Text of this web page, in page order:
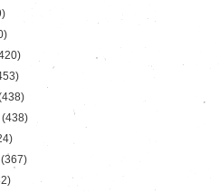
(438)
(367)